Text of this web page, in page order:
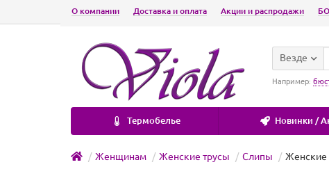
О компании Доставка и оплата Акции и распродажи
Везде
Например:
Термобелье Новинки /
Женщинам Женские трусы Слипы Женские